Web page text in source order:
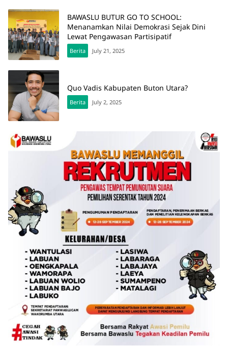
BAWASLU BUTUR GO TO SCHOOL:
Menanamkan Nilai Demokrasi Sejak Dini
Lewat Pengawasan Partisipatif
Berita July 21, 2025
Quo Vadis Kabupaten Buton Utara?
Berita July 2, 2025